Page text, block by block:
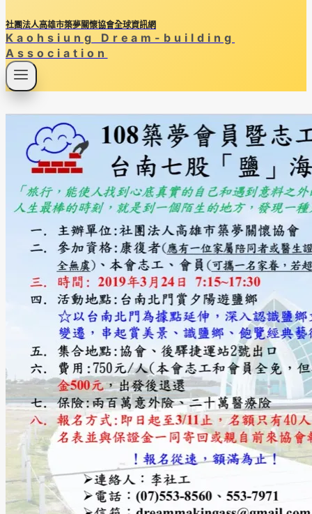
社團法人高雄市築夢關懷協會全球資訊網
Kaohsiung Dream-building
Association